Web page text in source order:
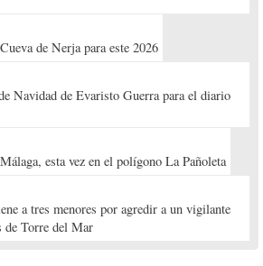
de Nerja para este 2026
Navidad de Evaristo Guerra para el diario
esta vez en el polígono La Pañoleta
a tres menores por agredir a un vigilante
de Torre del Mar